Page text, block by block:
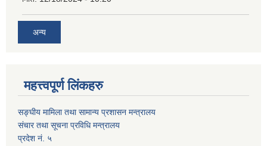
अन्य
महत्त्वपूर्ण लिंकहरु
सङ्घीय मामिला तथा सामान्य प्रशासन मन्त्रालय
संचार तथा सूचना प्रविधि मन्त्रालय
प्रदेश नं. ५